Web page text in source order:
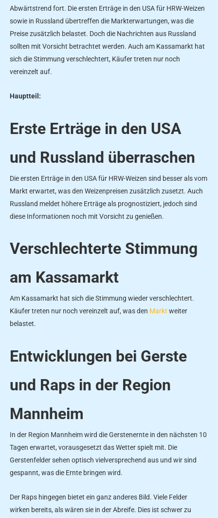
Abwärtstrend fort. Die ersten Erträge in den USA für HRW-Weizen
sowie in Russland übertreffen die Markterwartungen, was die
Preise zusätzlich belastet. Doch die Nachrichten aus Russland
sollten mit Vorsicht betrachtet werden. Auch am Kassamarkt hat
sich die Stimmung verschlechtert, Käufer treten nur noch
vereinzelt auf.
Hauptteil:
Erste Erträge in den USA
und Russland überraschen
Die ersten Erträge in den USA für HRW-Weizen sind besser als vom
Markt erwartet, was den Weizenpreisen zusätzlich zusetzt. Auch
Russland meldet höhere Erträge als prognostiziert, jedoch sind
diese Informationen noch mit Vorsicht zu genießen.
Verschlechterte Stimmung
am Kassamarkt
Am Kassamarkt hat sich die Stimmung wieder verschlechtert.
Käufer treten nur noch vereinzelt auf, was den Markt weiter
belastet.
Entwicklungen bei Gerste
und Raps in der Region
Mannheim
In der Region Mannheim wird die Gerstenernte in den nächsten 10
Tagen erwartet, vorausgesetzt das Wetter spielt mit. Die
Gerstenfelder sehen optisch vielversprechend aus und wir sind
gespannt, was die Ernte bringen wird.
Der Raps hingegen bietet ein ganz anderes Bild. Viele Felder
wirken bereits, als wären sie in der Abreife. Dies ist schwer zu